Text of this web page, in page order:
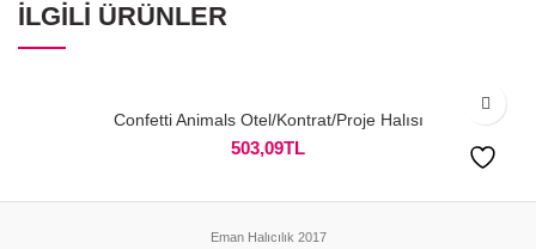
İLGILI ÜRÜNLER
Confetti Animals Otel/Kontrat/Proje Halısı
503,09TL
Eman Halıcılık 2017